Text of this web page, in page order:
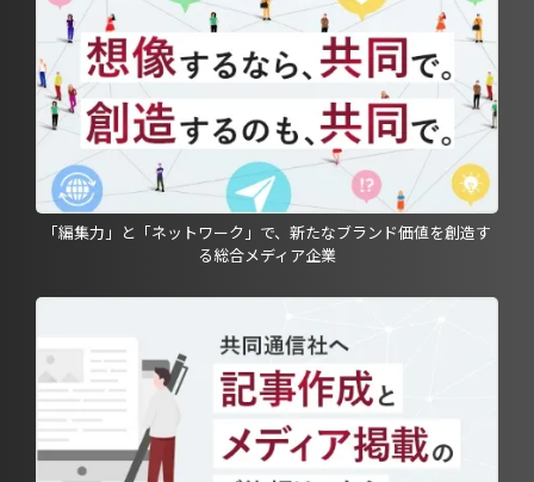
「編集力」と「ネットワーク」で、新たなブランド価値を創造す
る総合メディア企業